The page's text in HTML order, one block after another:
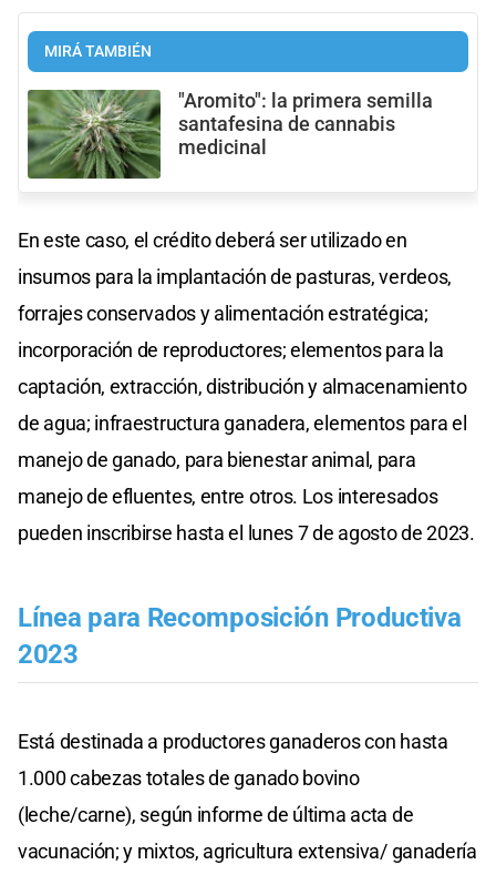
MIRÁ TAMBIÉN
"Aromito": la primera semilla
santafesina de cannabis
medicinal
En este caso, el crédito deberá ser utilizado en
insumos para la implantación de pasturas, verdeos,
forrajes conservados y alimentación estratégica;
incorporación de reproductores; elementos para la
captación, extracción, distribución y almacenamiento
de agua; infraestructura ganadera, elementos para el
manejo de ganado, para bienestar animal, para
manejo de efluentes, entre otros. Los interesados
pueden inscribirse hasta el lunes 7 de agosto de 2023.
Línea para Recomposición Productiva
2023
Está destinada a productores ganaderos con hasta
1.000 cabezas totales de ganado bovino
(leche/carne), según informe de última acta de
vacunación; y mixtos, agricultura extensiva/ ganadería